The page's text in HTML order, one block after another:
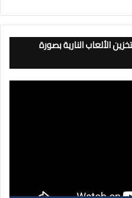
الألعاب النارية بصورة